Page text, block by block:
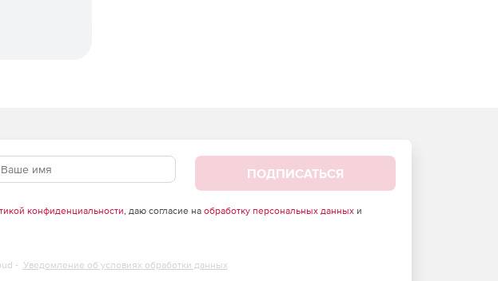
ПОДПИСАТЬСЯ
конфиденциальности, даю согласие на обработку персональных данныхи
- Уведомление об условиях обработки данных